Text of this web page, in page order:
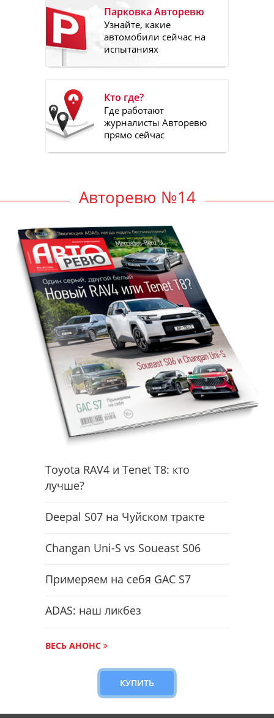
Парковка Авторевю
Узнайте, какие
автомобили сейчас на
испытаниях
Кто где?
Где работают
журналисты Авторевю
прямо сейчас
Авторевю №14
Toyota RAV4 и Tenet T8: кто
лучше?
Deepal S07 на Чуйском тракте
Changan Uni-S vs Soueast S06
Примеряем на себя GAC S7
ADAS: наш ликбез
ВЕСЬ АНОНС
КУПИТЬ